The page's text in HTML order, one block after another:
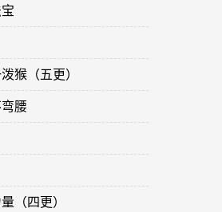
猴（五更）
腰
（四更）